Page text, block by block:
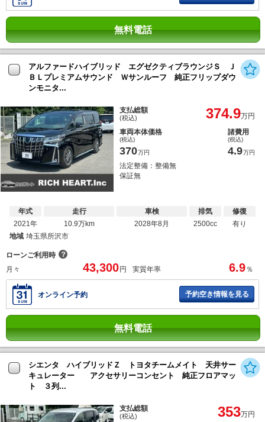
無料電話
アルファードハイブリッド エグゼクティブラウンジＳ Ｊ
ＢＬプレミアムサウンド Ｗサンルーフ 純正フリップダウ
ンモニタ...
支払総額
(税込) 374.9万円
車両本体価格
(税込)
370万円
諸費用
(税込)
4.9万円
法定整備：整備無
保証無
年式
2021年
走行
10.9万km
車検
2028年8月
排気
2500cc
修復
有り
地域 埼玉県所沢市
ローンご利用時 ？
月々
43,300 円 実質年率 6.9 ％
オンライン予約 予約空き情報を見る
無料電話
シエンタ ハイブリッドＺ トヨタチームメイト 天井サー
キュレーター アクセサリーコンセント 純正フロアマッ
ト ３列...
支払総額
(税込) 353万円